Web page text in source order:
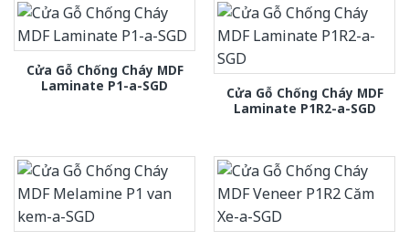
Cửa Gỗ Chống Cháy MDF
Laminate P1-a-SGD
Cửa Gỗ Chống Cháy MDF
Laminate P1R2-a-SGD